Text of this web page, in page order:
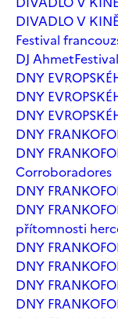
DIVADLO V
Festival
DJ Ahmet
DNY
DNY
DNY
DNY
DNY
Corroboradores
DNY
DNY
přítomnosti
DNY
DNY
DNY
DNY